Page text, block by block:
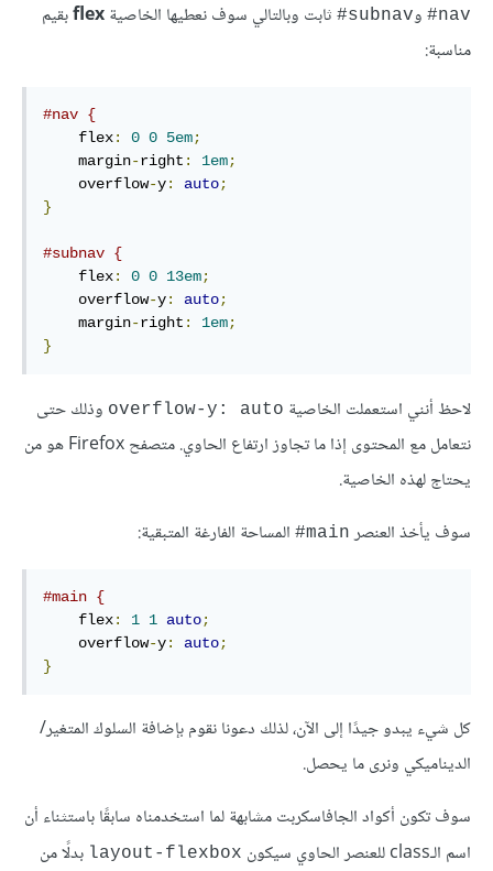
nav
# وsubnav# ثابت وبالتالي سوف نعطيها الخاصيةflexبقيم
مناسبة:
#nav {
    flex
: 0 0 5em;
    margin
-right : 1em;
    overflow
-y: auto;
}
#subnav {
    flex
: 0 0 13em;
    overflow
-y: auto;
    margin
-right : 1em;
}
لاحظ أنني استعملت الخاصية overflow-y: auto وذلك حتى
نتعامل مع المحتوى إذا ما تجاوز ارتفاع الحاوي. متصفح Firefox هو من
يحتاج لهذه الخاصية.
سوف يأخذ العنصر main
# المساحة الفارغة المتبقية:
#main {
    flex
: 1 1 auto;
    overflow
-y: auto;
}
كل شيء يبدو جيدًا إلى الآن، لذلك دعونا نقوم بإضافة السلوك المتغير/
الديناميكي ونرى ما يحصل.
سوف تكون أكواد الجافاسكربت مشابهة لما استخدمناه سابقًا باستثناء أن
اسم الـclass للعنصر الحاوي سيكون
layout-flexbox بدلًا من